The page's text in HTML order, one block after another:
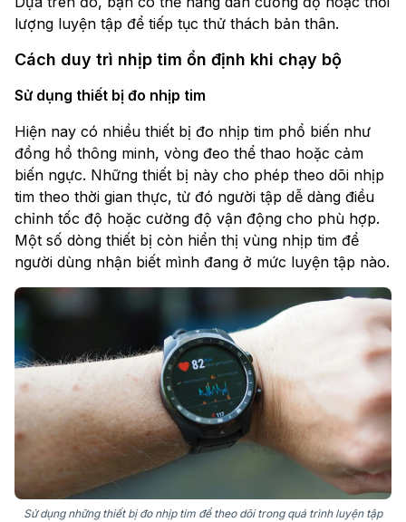
lượng luyện tập để tiếp tục thử thách bản thân.
Cách duy trì nhịp tim ổn định khi chạy bộ
Sử dụng thiết bị đo nhịp tim
Hiện nay có nhiều thiết bị đo nhịp tim phổ biến như
đồng hồ thông minh, vòng đeo thể thao hoặc cảm
biến ngực. Những thiết bị này cho phép theo dõi nhịp
tim theo thời gian thực, từ đó người tập dễ dàng điều
chỉnh tốc độ hoặc cường độ vận động cho phù hợp.
Một số dòng thiết bị còn hiển thị vùng nhịp tim để
người dùng nhận biết mình đang ở mức luyện tập nào.
Sử dụng những thiết bị đo nhịp tim để theo dõi trong quá trình luyện tập